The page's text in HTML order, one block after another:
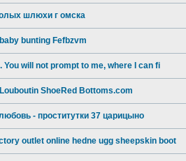
шлюхи г омска
bunting Fefbzvm
You will not prompt to me, where I can fi
ShoeRed Bottoms.com
- проститутки 37 царицыно
outlet online hedne ugg sheepskin boot